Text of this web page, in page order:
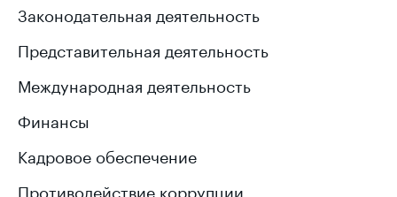
Законодательная деятельность
Представительная деятельность
Международная деятельность
Финансы
Кадровое обеспечение
Противодействие коррупции